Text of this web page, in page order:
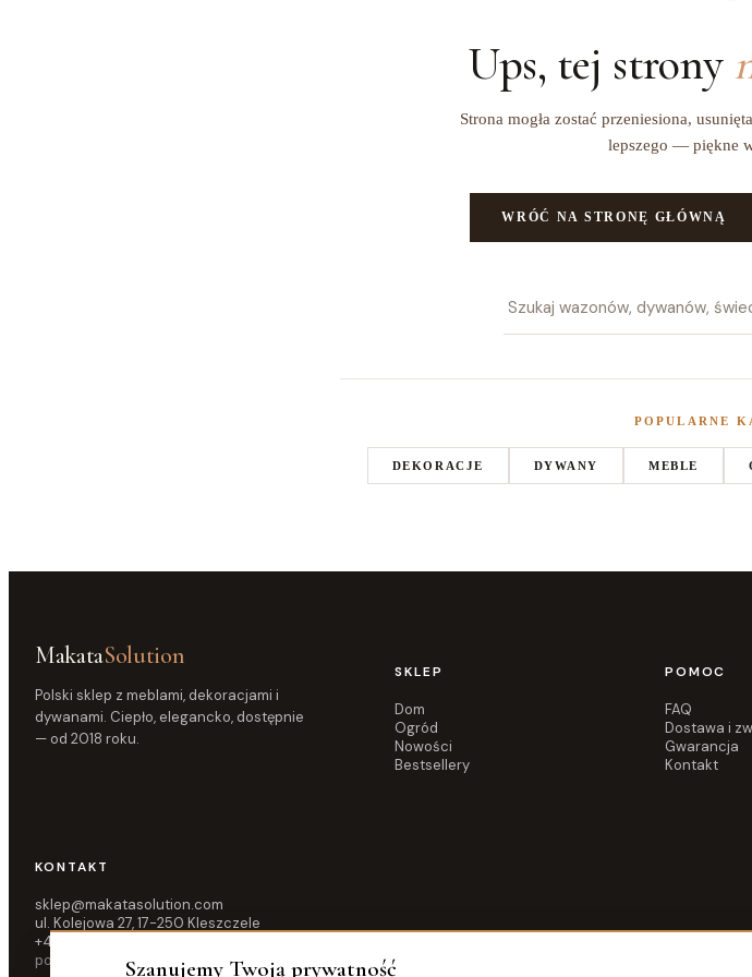
Ups, tej strony
Strona mogła zostać przeniesiona,
lepszego — piękne
WRÓĆ NA STRONĘ GŁÓWNĄ
POPULARNE
DEKORACJE DYWANY MEBLE
MakataSolution
Polski sklep z meblami, dekoracjami i
dywanami. Ciepło, elegancko, dostępnie
— od 2018 roku.
SKLEP
Dom
Ogród
Nowości
Bestsellery
POMOC
FAQ
Dostawa i
Gwarancja
Kontakt
KONTAKT
sklep@makatasolution.com
ul. Kolejowa 27, 17-250 Kleszczele
+48 515 583 876
pon–pt 10:00–16:00Szanujemy Twoją prywatność